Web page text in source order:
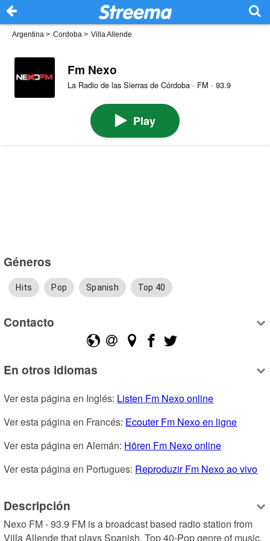
Argentina > Cordoba > Villa Allende
Fm Nexo
La Radio de las Sierras de Córdoba · FM · 93.9
Play
Géneros
Hits Pop Spanish Top 40
Contacto
En otros idiomas
Ver esta página en Inglés: Listen Fm Nexo online
Ver esta página en Francés: Ecouter Fm Nexo en ligne
Ver esta página en Alemán: Hören Fm Nexo online
Ver esta página en Portugues: Reproduzir Fm Nexo ao vivo
Descripción
Nexo FM - 93.9 FM is a broadcast based radio station from
Villa Allende that plays Spanish, Top 40-Pop genre of music.